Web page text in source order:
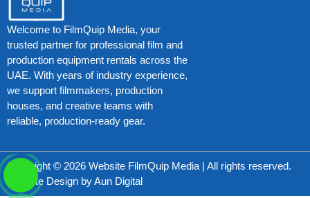
Welcome to FilmQuip Media, your
trusted partner for professional film and
production equipment rentals across the
UAE. With years of industry experience,
we support filmmakers, production
houses, and creative teams with
reliable, production-ready gear.
Copyright © 2026 Website FilmQuip Media | All rights reserved.
Website Design byAun Digital